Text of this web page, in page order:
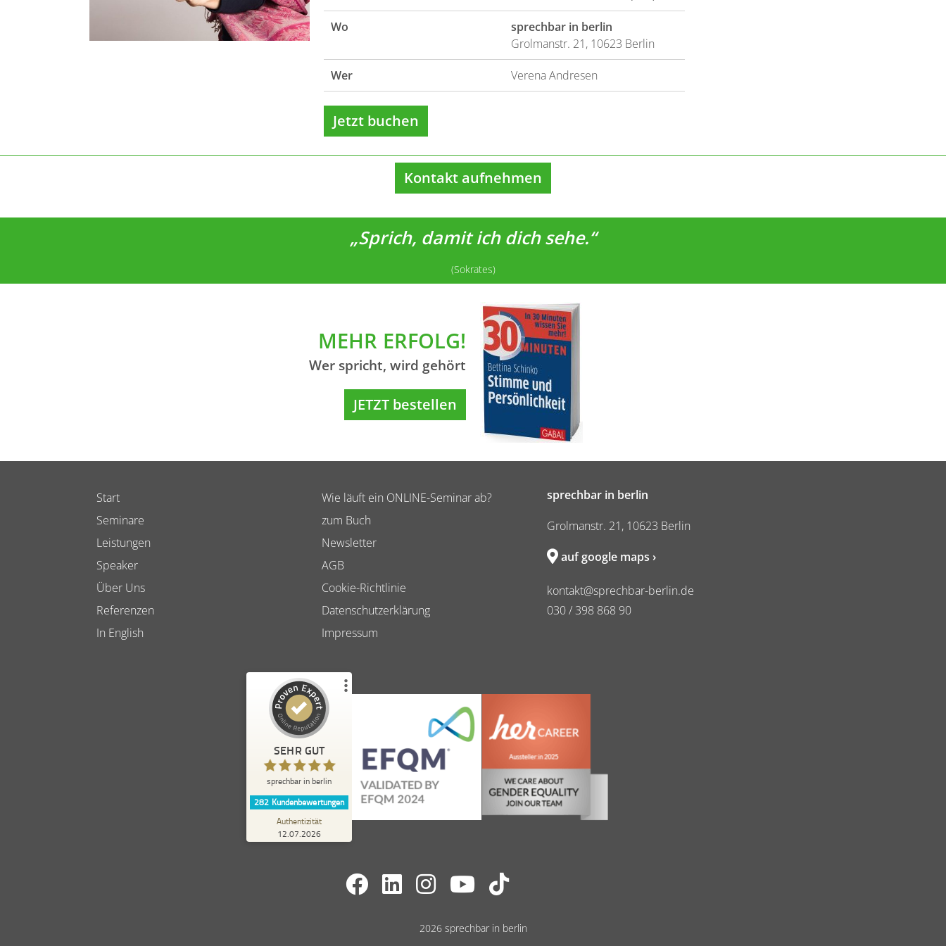
Wo
sprechbar in berlin
Grolmanstr. 21, 10623 Berlin
Wer Verena Andresen
Jetzt buchen
Kontakt aufnehmen
„Sprich, damit ich dich sehe.“
(Sokrates)
MEHR ERFOLG!
Wer spricht, wird gehört
JETZT bestellen
Start
Seminare
Leistungen
Speaker
Über Uns
Referenzen
In English
Wie läuft ein ONLINE-Seminar ab?
zum Buch
Newsletter
AGB
Cookie-Richtlinie
Datenschutzerklärung
Impressum
sprechbar in berlin
Grolmanstr. 21, 10623 Berlin
auf google maps ›
kontakt@sprechbar-berlin.de
030 / 398 868 90
SEHR GUT
sprechbar in berlin
282 Kundenbewertungen
Authentizität
12.07.2026
Kundenbewertungen und Erfahrungen zu
sprechbar in berlin
Empfehlungen auf
ProvenExpert.com
SEHR GUT
4,84
262
Bewertungen auf
Bewertungen von
Blick aufs ProvenExpert-Profil werfen
2026 sprechbar in berlin